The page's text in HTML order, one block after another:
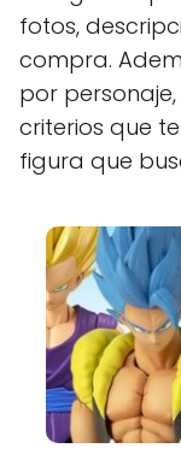
fotos,
compra.
por
criterios que
figura que